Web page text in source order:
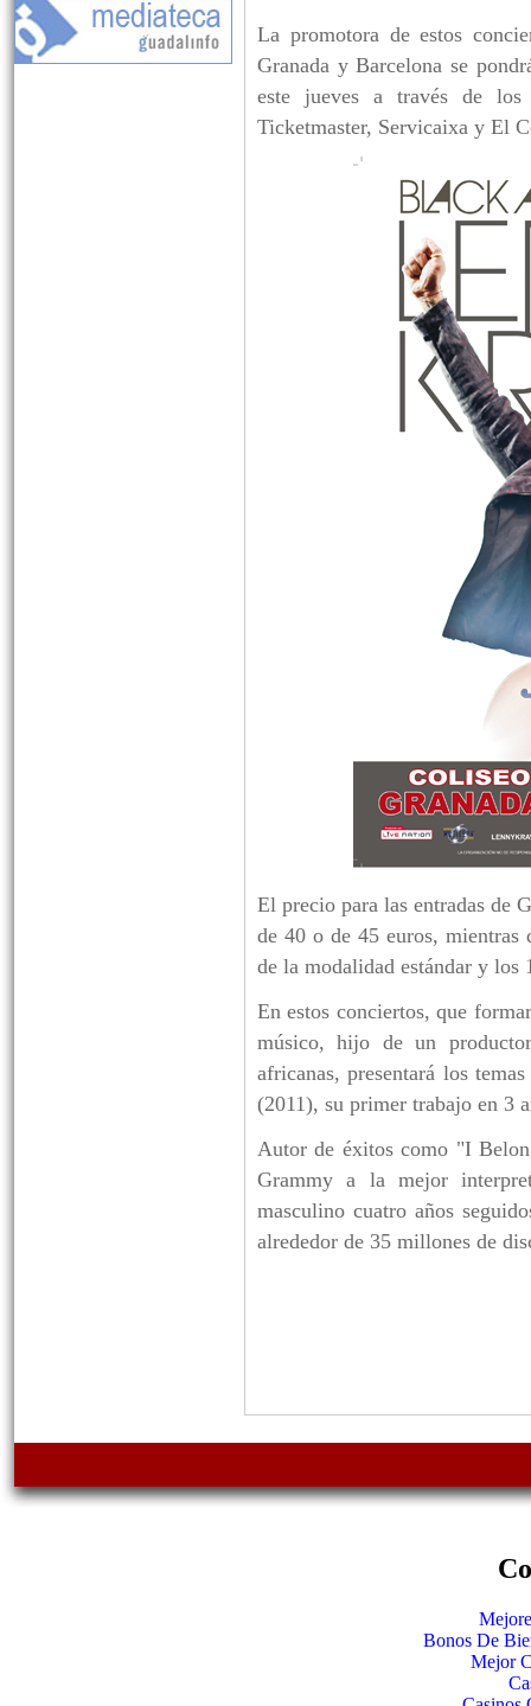
La promotora de estos
Granada y Barcelona se
este jueves a través de los
Ticketmaster, Servicaixa y El
El precio para las entradas de
de 40 o de 45 euros, mientras
de la modalidad estándar y
En estos conciertos, que
músico, hijo de un
africanas, presentará los
(2011), su primer trabajo en 3
Autor de éxitos como "I
Grammy a la mejor
masculino cuatro años
alrededor de 35 millones de
Bonos De
Mejor